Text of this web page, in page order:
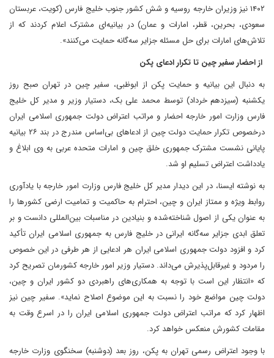
۱۴۰۲ نیز وزیران خارجه روسیه و شش کشور جنوب خلیج فارس (کویت، عربستان
سعودی،‌ بحرین، قطر،‌ امارات و عمان) در بیانیه‌ای مشترک اعلام کردند که از
تلاش‌های امارات برای حل مسئله جزایر سه‌گانه حمایت می‌کنند».
از احضار سفیر چین تا تکرار ادعای پکن
به دنبال این بیانیه و حمایت پکن از ابوظبی، سفیر چین در تهران صبح روز
یکشنبه (سیزدهم خرداد) توسط محمد علی بک، دستیار وزیر و مدیر کل خلیج
فارس وزارت امور خارجه احضار و مراتب اعتراض دولت جمهوری اسلامی ایران
درخصوص تکرار حمایت دولت چین از ادعاهای بی‌اساس مندرج در بند ۲۶ بیانیه
پایانی نشست مشترک جمهوری خلق چین و امارات متحده عربی به وی ابلاغ و
یادداشت اعتراض تسلیم او شد.
به نوشته ایسنا، در این دیدار مدیر کل خلیج فارس وزارت امور خارجه با یادآوری
روابط ویژه و ممتاز ایران و چین، احترام به حاکمیت و تمامیت ارضی کشورها را
به عنوان یکی از اصول شناخته‌شده و بنیادین در مناسبات بین‌المللی دانست و بر
تعلق ابدی جزایر سه‌گانه ایرانی در خلیج فارس به جمهوری اسلامی ایران تأکید
کرد و افزود دولت جمهوری اسلامی ایران هر ادعایی از هر طرفی در این خصوص
را مردود و غیر‌قابل‌پذیرش می‌داند. دستیار وزیر امور خارجه کشورمان تصریح کرد
که «انتظار این است با توجه به همکاری‌های راهبردی دو کشور ایران و چین،
دولت چین مواضع خود را نسبت به این موضوع اصلاح نماید». سفیر چین نیز
اظهار کرد که مراتب اعتراض دولت جمهوری اسلامی ایران را در اسرع وقت به
مقامات کشورش منعکس خواهد کرد.
با وجود اعتراض رسمی تهران به پکن، روز بعد (دوشنبه) سخنگوی وزارت خارجه